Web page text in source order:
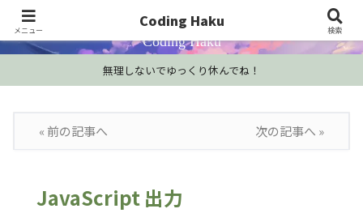
プログラミング学習・開発Tips・技術情報
Coding Haku
無理しないでゆっくり休んでね！
« 前の記事へ 次の記事へ »
JavaScript 出力
メニュー
Coding Haku
検索